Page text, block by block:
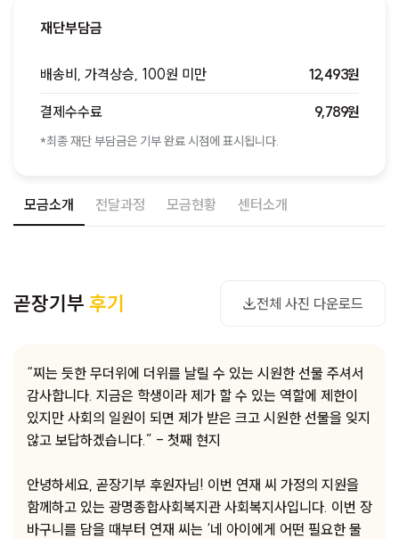
모금소개 전달과정 모금현황 센터소개
곧장기부 후기 전체 사진 다운로드
사진 다운로드
“찌는 듯한 무더위에 더위를 날릴 수 있는 시원한 선물 주셔서
감사합니다. 지금은 학생이라 제가 할 수 있는 역할에 제한이
있지만 사회의 일원이 되면 제가 받은 크고 시원한 선물을 잊지
않고 보답하겠습니다.” - 첫째 현지
안녕하세요, 곧장기부 후원자님! 이번 연재 씨 가정의 지원을
함께하고 있는 광명종합사회복지관 사회복지사입니다. 이번 장
바구니를 담을 때부터 연재 씨는 ‘네 아이에게 어떤 필요한 물
재단부담금
배송비, 가격상승, 100원 미만 12,493원
결제수수료 9,789원
*최종 재단 부담금은 기부 완료 시점에 표시됩니다.